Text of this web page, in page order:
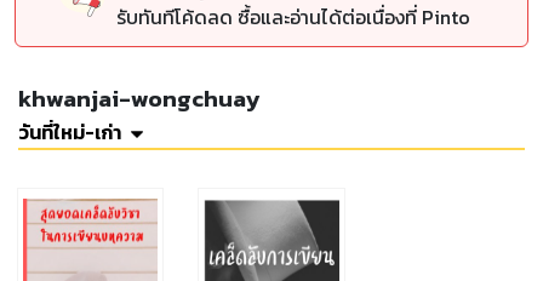
รับทันทีโค้ดลด ซื้อและอ่านได้ต่อเนื่องที่ Pinto
khwanjai-wongchuay
วันที่ใหม่-เก่า